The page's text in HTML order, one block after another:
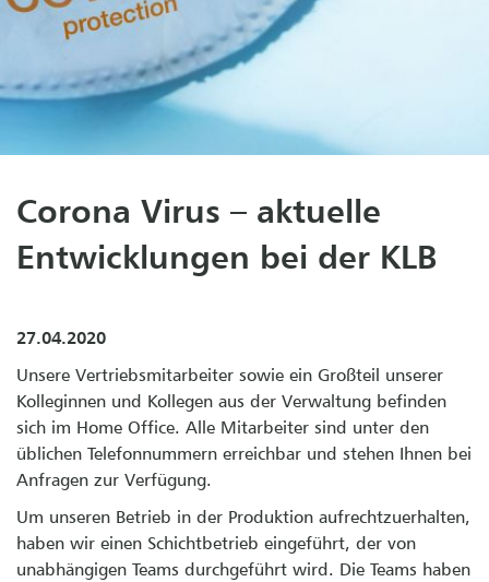
Corona Virus – aktuelle
Entwicklungen bei der KLB
27.04.2020
Unsere Vertriebsmitarbeiter sowie ein Großteil unserer
Kolleginnen und Kollegen aus der Verwaltung befinden
sich im Home Office. Alle Mitarbeiter sind unter den
üblichen Telefonnummern erreichbar und stehen Ihnen bei
Anfragen zur Verfügung.
Um unseren Betrieb in der Produktion aufrechtzuerhalten,
haben wir einen Schichtbetrieb eingeführt, der von
unabhängigen Teams durchgeführt wird. Die Teams haben